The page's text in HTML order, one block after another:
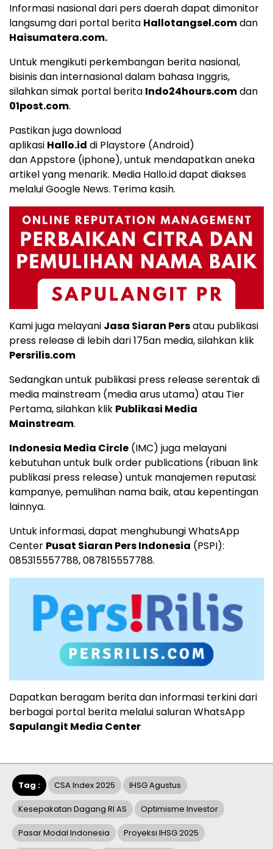
Informasi nasional dari pers daerah dapat dimonitor
langsumg dari portal berita Hallotangsel.comdan
Haisumatera.com.
Untuk mengikuti perkembangan berita nasional,
bisinis dan internasional dalam bahasa Inggris,
silahkan simak portal berita Indo24hours.comdan
01post.com.
Pastikan juga download
aplikasi Hallo.id di Playstore (Android)
danAppstore (iphone), untuk mendapatkan aneka
artikel yang menarik. Media Hallo.id dapat diakses
melaluiGoogle News. Terima kasih.
Kami juga melayani Jasa Siaran Persatau publikasi
press release di lebih dari 175an media, silahkan klik
Persrilis.com
Sedangkan untuk publikasi press release serentak di
media mainstream (media arus utama) atau Tier
Pertama, silahkan klik Publikasi Media
Mainstream.
Indonesia Media Circle (IMC) juga melayani
kebutuhan untuk bulk order publications (ribuan link
publikasi press release) untuk manajemen reputasi:
kampanye, pemulihan nama baik, atau kepentingan
lainnya.
Untuk informasi, dapat menghubungi WhatsApp
Center Pusat Siaran Pers Indonesia (PSPI):
085315557788,087815557788.
Dapatkan beragam berita dan informasi terkini dari
berbagai portal berita melalui saluran WhatsApp
Sapulangit Media Center
Tag : CSA Index 2025 IHSG Agustus
Kesepakatan Dagang RI AS Optimisme Investor
Pasar Modal Indonesia Proyeksi IHSG 2025